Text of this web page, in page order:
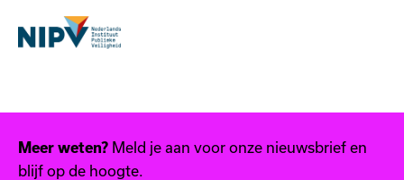
Meer weten? Meld je aan voor onze nieuwsbrief en
blijf op de hoogte.